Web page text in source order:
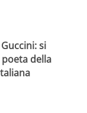
si
della